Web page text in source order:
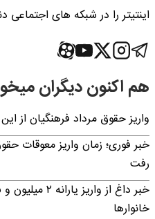
اینتیتر را در شبکه های اجتماعی
هم اکنون دیگران
واریز حقوق مرداد فرهنگیان از
خبر فوری؛ زمان واریز معوقات
رفت
خانوارها